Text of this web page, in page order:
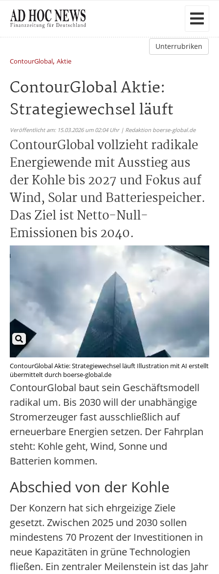
Unterrubriken
ContourGlobal, Aktie
ContourGlobal Aktie:
Strategiewechsel läuft
Veröffentlicht am: 15.03.2026 um 02:04 Uhr | Redaktion boerse-global.de
ContourGlobal vollzieht radikale
Energiewende mit Ausstieg aus
der Kohle bis 2027 und Fokus auf
Wind, Solar und Batteriespeicher.
Das Ziel ist Netto-Null-
Emissionen bis 2040.
ContourGlobal Aktie: Strategiewechsel läuft Illustration mit AI erstellt
übermittelt durch boerse-global.de
ContourGlobal baut sein Geschäftsmodell
radikal um. Bis 2030 will der unabhängige
Stromerzeuger fast ausschließlich auf
erneuerbare Energien setzen. Der Fahrplan
steht: Kohle geht, Wind, Sonne und
Batterien kommen.
Abschied von der Kohle
Der Konzern hat sich ehrgeizige Ziele
gesetzt. Zwischen 2025 und 2030 sollen
mindestens 70 Prozent der Investitionen in
neue Kapazitäten in grüne Technologien
fließen. Ein zentraler Meilenstein ist das Jahr